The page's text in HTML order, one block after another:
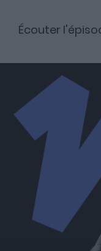
A propos
Fundora
Merci à notre
Découvrez Fundora,
la plateforme qui
equity et en dette
Écouter